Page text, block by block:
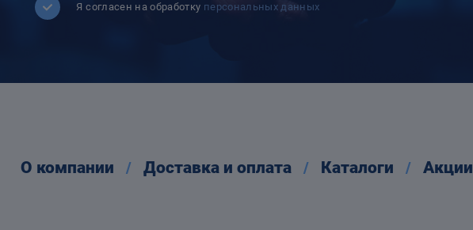
Я согласен на обработку персональных данных
О компании Доставка и оплата Каталоги Акции